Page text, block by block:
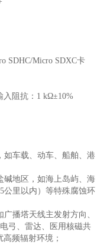
SDHC/Micro SDXC卡
入阻抗：1 kΩ±10%
如车载、动车、船舶、港
碱地区，如海上岛屿、海
公里以内）等特殊腐蚀环
播塔天线主发射方向、
弓、雷达、医用核磁共
频辐射环境；